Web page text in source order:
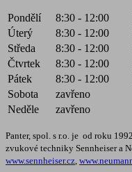
Pondělí 8:30 - 12:00
Úterý
8:30 - 12:00
Středa
8:30 - 12:00
Čtvrtek
8:30 - 12:00
Pátek
8:30 - 12:00
Sobota
zavřeno
Neděle
zavřeno
Panter, spol. s r.o. je od roku
zvukové techniky Sennheiser a
www.sennheiser.cz,